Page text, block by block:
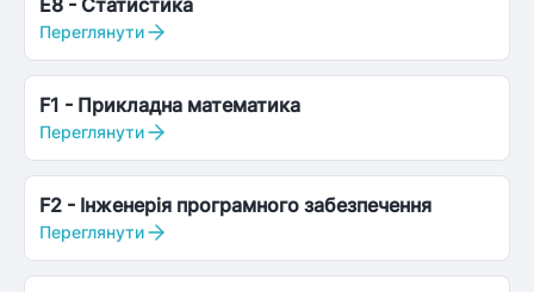
E8 - Статистика
Переглянути
F1 - Прикладна математика
Переглянути
F2 - Інженерія програмного забезпечення
Переглянути